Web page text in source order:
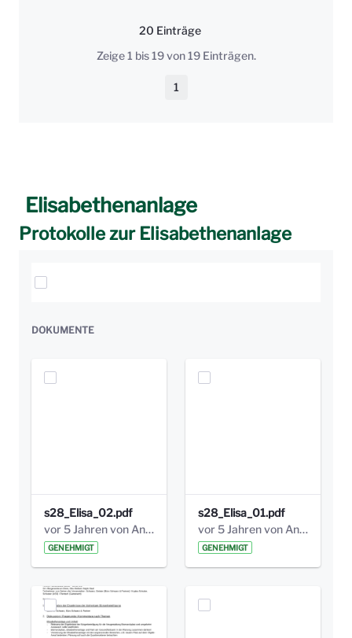
20 Einträge
Pro Seite
Zeige 1 bis 19 von 19 Einträgen.
Seite
1
Elisabethenanlage
Protokolle zur Elisabethenanlage
Elemente auswählen
DOKUMENTE
s28_Elisa_02.pdf
vor 5 Jahren von Anni Schlumberger
GENEHMIGT
s28_Elisa_01.pdf
vor 5 Jahren von Anni Schlumberger
GENEHMIGT